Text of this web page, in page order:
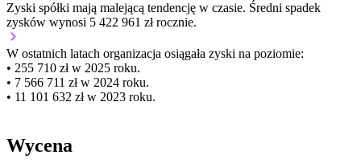
Zyski spółki mają malejącą tendencję w czasie. Średni spadek
zysków wynosi 5 422 961 zł rocznie.
W ostatnich latach organizacja osiągała zyski na poziomie:
• 255 710 zł w 2025 roku.
• 7 566 711 zł w 2024 roku.
• 11 101 632 zł w 2023 roku.
Wycena